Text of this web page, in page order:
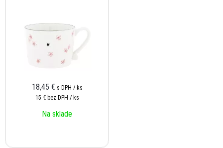
18,45 € s DPH / ks
15 € bez DPH / ks
Na sklade